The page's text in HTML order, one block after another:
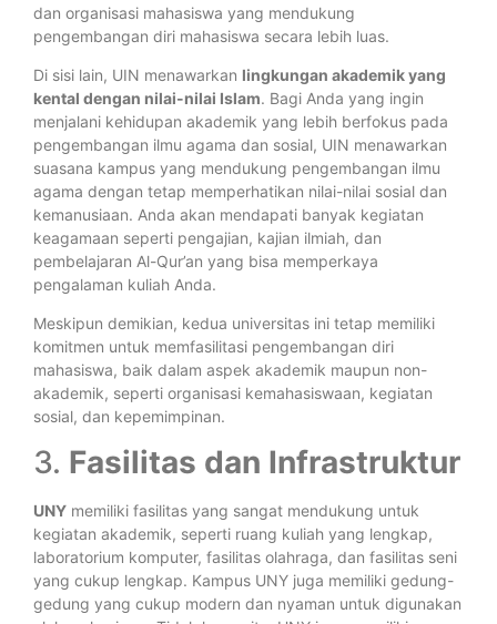
dan organisasi mahasiswa yang mendukung
pengembangan diri mahasiswa secara lebih luas.
Di sisi lain, UIN menawarkan lingkungan akademik yang
kental dengan nilai-nilai Islam. Bagi Anda yang ingin
menjalani kehidupan akademik yang lebih berfokus pada
pengembangan ilmu agama dan sosial, UIN menawarkan
suasana kampus yang mendukung pengembangan ilmu
agama dengan tetap memperhatikan nilai-nilai sosial dan
kemanusiaan. Anda akan mendapati banyak kegiatan
keagamaan seperti pengajian, kajian ilmiah, dan
pembelajaran Al-Qur’an yang bisa memperkaya
pengalaman kuliah Anda.
Meskipun demikian, kedua universitas ini tetap memiliki
komitmen untuk memfasilitasi pengembangan diri
mahasiswa, baik dalam aspek akademik maupun non-
akademik, seperti organisasi kemahasiswaan, kegiatan
sosial, dan kepemimpinan.
3. Fasilitas dan Infrastruktur
UNY memiliki fasilitas yang sangat mendukung untuk
kegiatan akademik, seperti ruang kuliah yang lengkap,
laboratorium komputer, fasilitas olahraga, dan fasilitas seni
yang cukup lengkap. Kampus UNY juga memiliki gedung-
gedung yang cukup modern dan nyaman untuk digunakan